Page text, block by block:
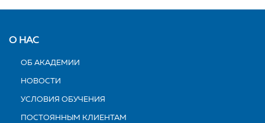
О НАС
ОБ АКАДЕМИИ
НОВОСТИ
УСЛОВИЯ ОБУЧЕНИЯ
ПОСТОЯННЫМ КЛИЕНТАМ